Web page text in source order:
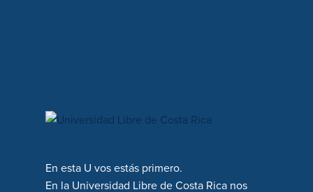
En esta U vos estás primero.
En la Universidad Libre de Costa Rica nos